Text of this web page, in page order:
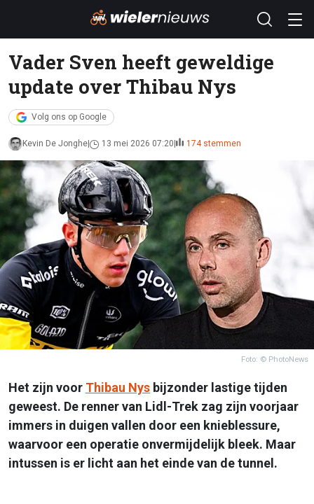
Vader Sven heeft geweldige
update over Thibau Nys
Volg ons op Google
Kevin De Jonghe 13 mei 2026 07:20 174 stemmen
Foto: © PhotoNews
Het zijn voor Thibau Nys bijzonder lastige tijden
geweest. De renner van Lidl-Trek zag zijn voorjaar
immers in duigen vallen door een knieblessure,
waarvoor een operatie onvermijdelijk bleek. Maar
intussen is er licht aan het einde van de tunnel.